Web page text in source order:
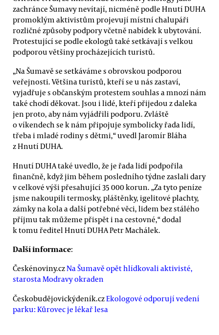
zachránce Šumavy nevítají, nicméně podle Hnutí DUHA
promoklým aktivistům projevují místní chalupáři
rozličné způsoby podpory včetně nabídek k ubytování.
Protestující se podle ekologů také setkávají s velkou
podporou většiny procházejících turistů.
„Na Šumavě se setkáváme s obrovskou podporou
veřejnosti. Většina turistů, kteří se u nás zastaví,
vyjadřuje s občanským protestem souhlas a mnozí nám
také chodí děkovat. Jsou i lidé, kteří přijedou z daleka
jen proto, aby nám vyjádřili podporu. Zvláště
o víkendech se k nám připojuje symbolicky řada lidí,
třeba i mladé rodiny s dětmi,“ uvedl Jaromír Bláha
z Hnutí DUHA.
Hnutí DUHA také uvedlo, že je řada lidí podpořila
finančně, když jim během posledního týdne zaslali dary
v celkové výši přesahující 35 000 korun. „Za tyto peníze
jsme nakoupili termosky, pláštěnky, igelitové plachty,
zámky na kola a další potřebné věci, lidem bez stálého
příjmu tak můžeme přispět i na cestovné,“ dodal
k tomu ředitel Hnutí DUHA Petr Machálek.
Další informace:
Českénoviny.czNa Šumavě opět hlídkovali aktivisté,
starosta Modravy okraden
Českobudějovickýdeník.czEkologové odporují vedení
parku: Kůrovec je lékař lesa